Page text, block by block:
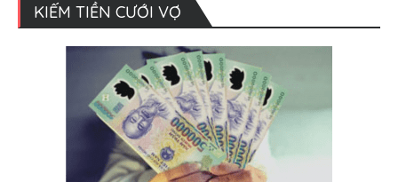
KIẾM TIỀN CƯỚI VỢ